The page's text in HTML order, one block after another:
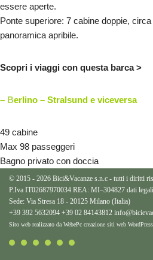
essere aperte.
Ponte superiore: 7 cabine doppie,
panoramica apribile.
Scopri i viaggi con questa barca >
– Berlino – Stralsund e viceversa
49 cabine
Max 98 passeggeri
Bagno privato con doccia
© 2015 - 2026 Bici&Vacanze s.n.c - tutti i diritti
P.Iva IT02687970034 REA: MI–304827 dati legali
Sede: Via Stresa 18 - 20125 Milano (Italia)
+39 392 5632094 +39 02 84143812
Sito web realizzato da WebePc creazione siti web WordPress